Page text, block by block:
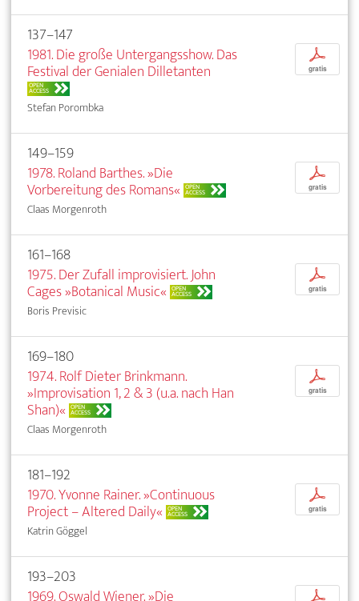
137–147
1981. Die große Untergangsshow. Das
Festival der Genialen Dilletanten
OPEN
ACCESS
Stefan Porombka
p
gratis
149–159
1978. Roland Barthes. »Die
Vorbereitung des Romans« OPEN
ACCESS
Claas Morgenroth
p
gratis
161–168
1975. Der Zufall improvisiert. John
Cages »Botanical Music« OPEN
ACCESS
Boris Previsic
p
gratis
169–180
1974. Rolf Dieter Brinkmann.
»Improvisation 1, 2 & 3 (u.a. nach Han
Shan)« OPEN
ACCESS
Claas Morgenroth
p
gratis
181–192
1970. Yvonne Rainer. »Continuous
Project – Altered Daily« OPEN
ACCESS
Katrin Göggel
p
gratis
193–203
p